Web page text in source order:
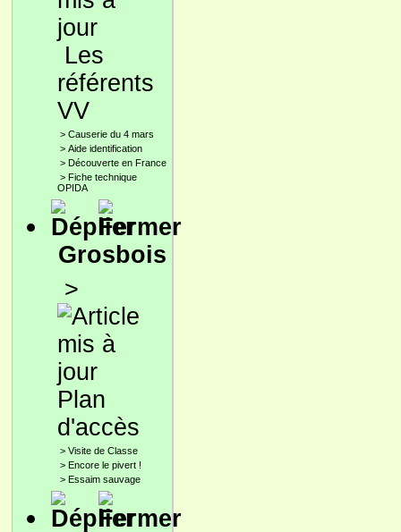
Les
référents
VV
> Causerie du 4 mars
> Aide identification
> Découverte en France
> Fiche technique
OPIDA
Grosbois
>
Plan
d'accès
> Visite de Classe
> Encore le pivert !
> Essaim sauvage